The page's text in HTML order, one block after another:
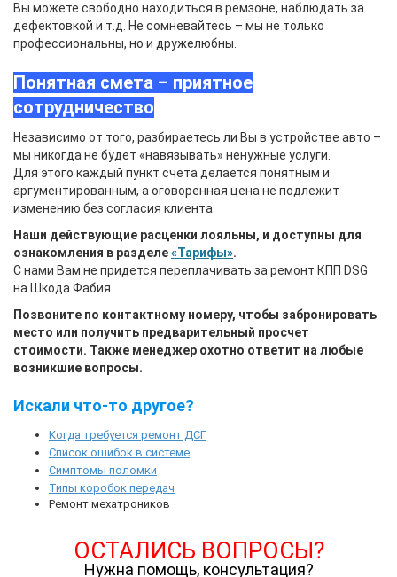
Вы можете свободно находиться в ремзоне, наблюдать за
дефектовкой и т.д. Не сомневайтесь – мы не только
профессиональны, но и дружелюбны.
Понятная смета – приятное
сотрудничество
Независимо от того, разбираетесь ли Вы в устройстве авто –
мы никогда не будет «навязывать» ненужные услуги.
Для этого каждый пункт счета делается понятным и
аргументированным, а оговоренная цена не подлежит
изменению без согласия клиента.
Наши действующие расценки лояльны, и доступны для
ознакомления в разделе«Тарифы».
С нами Вам не придется переплачивать за ремонт КПП DSG
на Шкода Фабия
Позвоните по контактному номеру, чтобы забронировать
место или получить предварительный просчет
стоимости. Также менеджер охотно ответит на любые
возникшие вопросы.
Искали что-то другое?
Когда требуется ремонт ДСГ
Список ошибок в системе
Симптомы поломки
Типы коробок передач
Ремонт мехатроников
ОСТАЛИСЬ ВОПРОСЫ?
Нужна помощь, консультация?